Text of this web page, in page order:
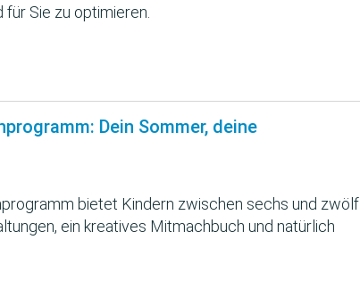
Sie zu optimieren.
Dein Sommer, deine
bietet Kindern zwischen sechs und zwölf
ein kreatives Mitmachbuch und natürlich